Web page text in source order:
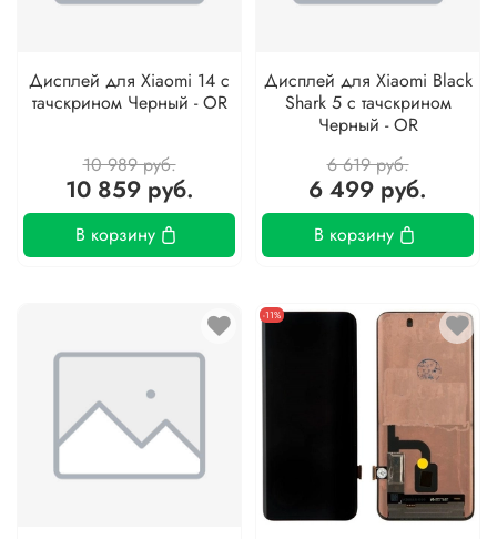
Дисплей для Xiaomi 14 с
тачскрином Черный - OR
10 989 руб.
10 859 руб.
В корзину
Дисплей для Xiaomi Black
Shark 5 с тачскрином
Черный - OR
6 619 руб.
6 499 руб.
В корзину
-11%